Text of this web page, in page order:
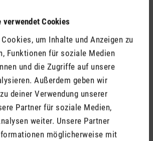
verwendet Cookies
um Inhalte und Anzeigen zu
Funktionen für soziale Medien
und die Zugriffe auf unsere
Außerdem geben wir
deiner Verwendung unserer
Partner für soziale Medien,
weiter. Unsere Partner
möglicherweise mit
mit anderen.